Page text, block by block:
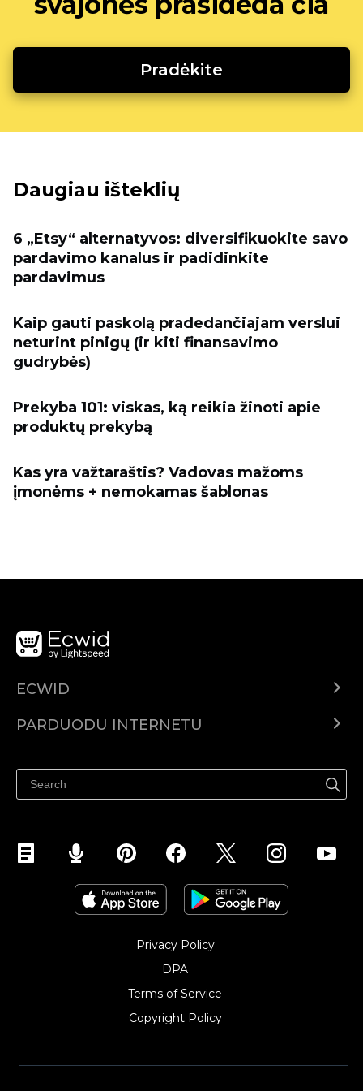
Pradėkite
Daugiau išteklių
6 „Etsy“ alternatyvos: diversifikuokite savo
pardavimo kanalus ir padidinkite
pardavimus
Kaip gauti paskolą pradedančiajam verslui
neturint pinigų (ir kiti finansavimo
gudrybės)
Prekyba 101: viskas, ką reikia žinoti apie
produktų prekybą
Kas yra važtaraštis? Vadovas mažoms
įmonėms + nemokamas šablonas
ECWID
Kainodara
PARDUODU INTERNETU
Parduodu Facebook
Parduodu Instagram
Privacy Policy
DPA
Terms of Service
Copyright Policy‎